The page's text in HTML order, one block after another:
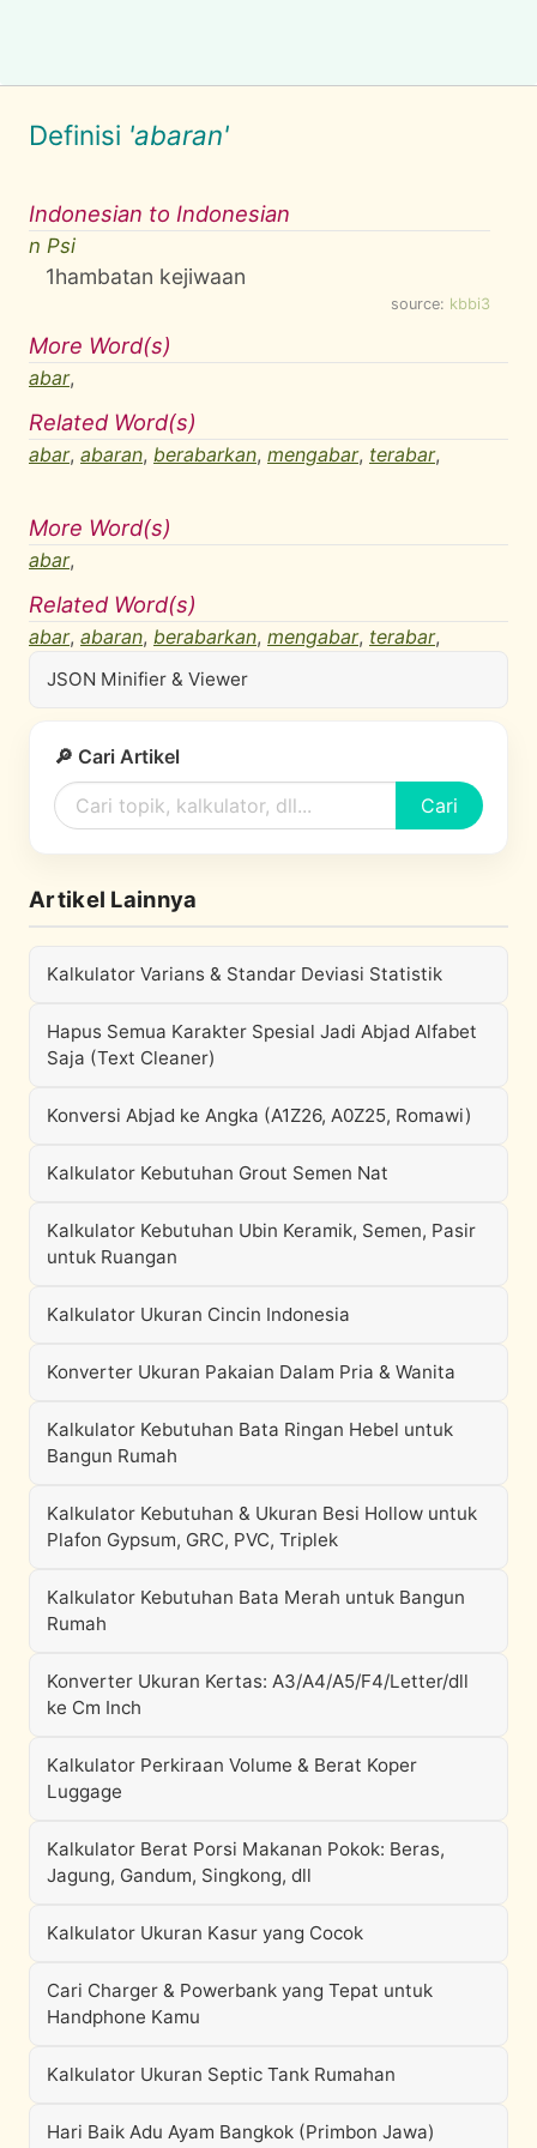
Definisi 'abaran'
Indonesian to Indonesian
n Psi
1hambatan kejiwaan
source: kbbi3
More Word(s)
abar,
Related Word(s)
abar, abaran, berabarkan, mengabar, terabar,
More Word(s)
abar,
Related Word(s)
abar, abaran, berabarkan, mengabar, terabar,
JSON Minifier & Viewer
🔎 Cari Artikel
Cari
Artikel Lainnya
Kalkulator Varians & Standar Deviasi Statistik
Hapus Semua Karakter Spesial Jadi Abjad Alfabet
Saja (Text Cleaner)
Konversi Abjad ke Angka (A1Z26, A0Z25, Romawi)
Kalkulator Kebutuhan Grout Semen Nat
Kalkulator Kebutuhan Ubin Keramik, Semen, Pasir
untuk Ruangan
Kalkulator Ukuran Cincin Indonesia
Konverter Ukuran Pakaian Dalam Pria & Wanita
Kalkulator Kebutuhan Bata Ringan Hebel untuk
Bangun Rumah
Kalkulator Kebutuhan & Ukuran Besi Hollow untuk
Plafon Gypsum, GRC, PVC, Triplek
Kalkulator Kebutuhan Bata Merah untuk Bangun
Rumah
Konverter Ukuran Kertas: A3/A4/A5/F4/Letter/dll
ke Cm Inch
Kalkulator Perkiraan Volume & Berat Koper
Luggage
Kalkulator Berat Porsi Makanan Pokok: Beras,
Jagung, Gandum, Singkong, dll
Kalkulator Ukuran Kasur yang Cocok
Cari Charger & Powerbank yang Tepat untuk
Handphone Kamu
Kalkulator Ukuran Septic Tank Rumahan
Hari Baik Adu Ayam Bangkok (Primbon Jawa)